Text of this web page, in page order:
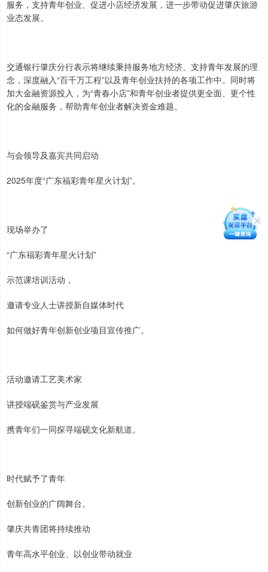
服务，支持青年创业、促进小店经济发展，进一步带动促进肇庆旅游
业态发展。
交通银行肇庆分行表示将继续秉持服务地方经济、支持青年发展的理
念，深度融入“百千万工程”以及青年创业扶持的各项工作中。同时将
加大金融资源投入，为“青春小店”和青年创业者提供更全面、更个性
化的金融服务，帮助青年创业者解决资金难题。
与会领导及嘉宾共同启动
2025年度“广东福彩青年星火计划”。
现场举办了
“广东福彩青年星火计划”
示范课培训活动，
邀请专业人士讲授新自媒体时代
如何做好青年创新创业项目宣传推广。
活动邀请工艺美术家
讲授端砚鉴赏与产业发展
携青年们一同探寻端砚文化新航道。
时代赋予了青年
创新创业的广阔舞台。
肇庆共青团将持续推动
青年高水平创业、以创业带动就业